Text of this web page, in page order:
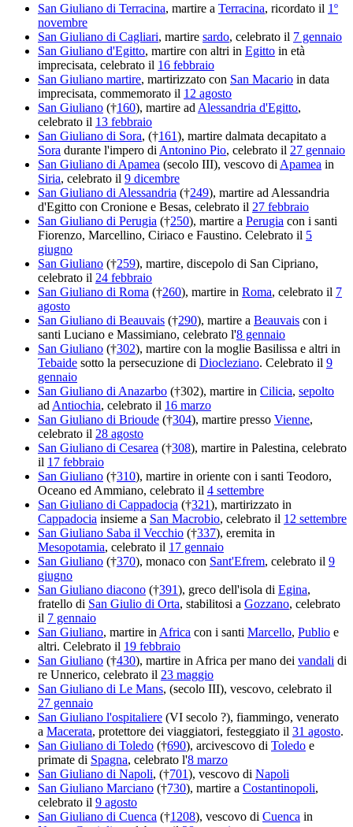
San Giuliano di Terracina, martire a Terracina, ricordato il 1º
novembre
San Giuliano di Cagliari, martire sardo, celebrato il 7 gennaio
San Giuliano d'Egitto, martire con altri in Egitto in età
imprecisata, celebrato il 16 febbraio
San Giuliano martire, martirizzato con San Macario in data
imprecisata, commemorato il 12 agosto
San Giuliano (†160), martire ad Alessandria d'Egitto,
celebrato il 13 febbraio
San Giuliano di Sora, (†161), martire dalmata decapitato a
Sora durante l'impero di Antonino Pio, celebrato il 27 gennaio
San Giuliano di Apamea (secolo III), vescovo di Apamea in
Siria, celebrato il 9 dicembre
San Giuliano di Alessandria (†249), martire ad Alessandria
d'Egitto con Cronione e Besas, celebrato il 27 febbraio
San Giuliano di Perugia (†250), martire a Perugia con i santi
Fiorenzo, Marcellino, Ciriaco e Faustino. Celebrato il 5
giugno
San Giuliano (†259), martire, discepolo di San Cipriano,
celebrato il 24 febbraio
San Giuliano di Roma (†260), martire in Roma, celebrato il 7
agosto
San Giuliano di Beauvais (†290), martire a Beauvais con i
santi Luciano e Massimiano, celebrato l'8 gennaio
San Giuliano (†302), martire con la moglie Basilissa e altri in
Tebaide sotto la persecuzione di Diocleziano. Celebrato il 9
gennaio
San Giuliano di Anazarbo (†302), martire in Cilicia, sepolto
ad Antiochia, celebrato il 16 marzo
San Giuliano di Brioude (†304), martire presso Vienne,
celebrato il 28 agosto
San Giuliano di Cesarea (†308), martire in Palestina, celebrato
il 17 febbraio
San Giuliano (†310), martire in oriente con i santi Teodoro,
Oceano ed Ammiano, celebrato il 4 settembre
San Giuliano di Cappadocia (†321), martirizzato in
Cappadocia insieme a San Macrobio, celebrato il 12 settembre
San Giuliano Saba il Vecchio (†337), eremita in
Mesopotamia, celebrato il 17 gennaio
San Giuliano (†370), monaco con Sant'Efrem, celebrato il 9
giugno
San Giuliano diacono (†391), greco dell'isola di Egina,
fratello di San Giulio di Orta, stabilitosi a Gozzano, celebrato
il 7 gennaio
San Giuliano, martire in Africa con i santi Marcello, Publio e
altri. Celebrato il 19 febbraio
San Giuliano (†430), martire in Africa per mano dei vandali di
re Unnerico, celebrato il 23 maggio
San Giuliano di Le Mans, (secolo III), vescovo, celebrato il
27 gennaio
San Giuliano l'ospitaliere (VI secolo ?), fiammingo, venerato
a Macerata, protettore dei viaggiatori, festeggiato il 31 agosto.
San Giuliano di Toledo (†690), arcivescovo di Toledo e
primate di Spagna, celebrato l'8 marzo
San Giuliano di Napoli, (†701), vescovo di Napoli
San Giuliano Marciano (†730), martire a Costantinopoli,
celebrato il 9 agosto
San Giuliano di Cuenca (†1208), vescovo di Cuenca in